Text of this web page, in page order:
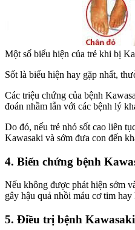
Một số biểu hiện của trẻ khi bị
Sốt là biểu hiện hay gặp nhất,
Các triệu chứng của bệnh
đoán nhầm lẫn với các bệnh lý
Do đó, nếu trẻ nhỏ sốt cao liên
Kawasaki và sớm đưa con đến
4. Biến chứng bệnh
Nếu không được phát hiện sớm
gây hậu quả nhồi máu cơ tim
5. Điều trị bệnh